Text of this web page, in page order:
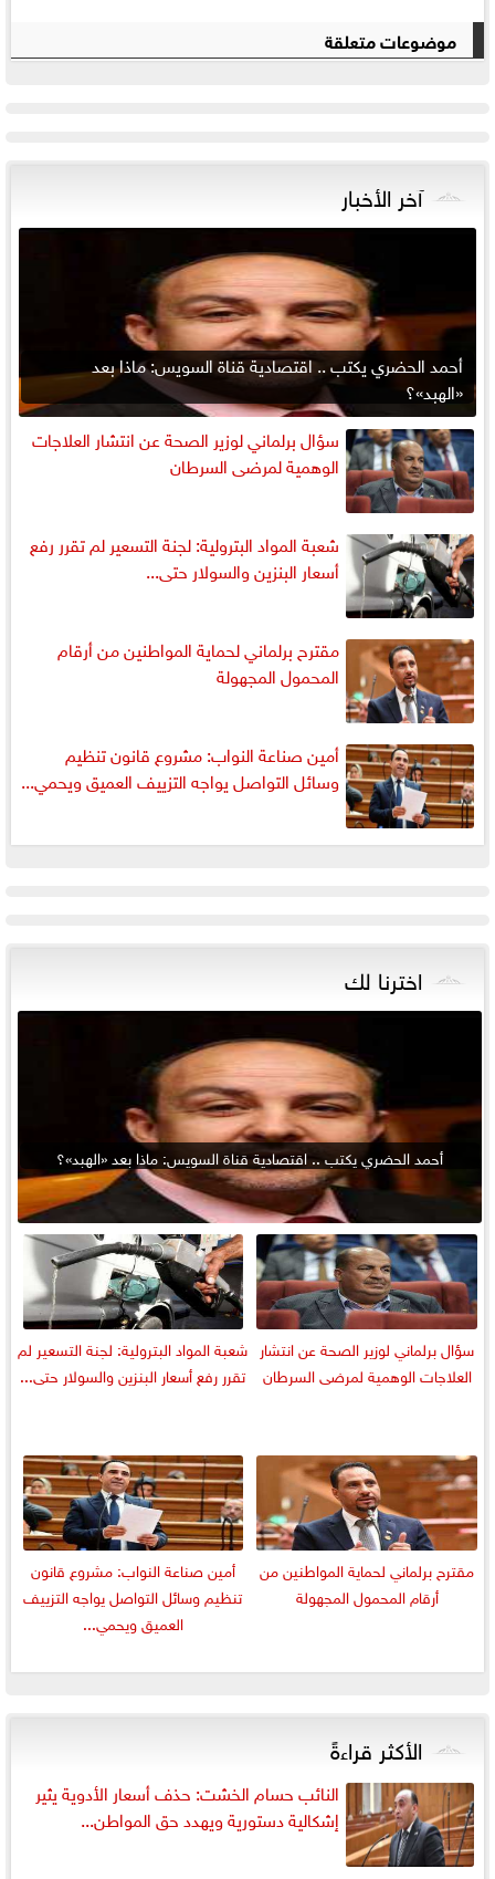
موضوعات متعلقة
آخر الأخبار
أحمد الحضري يكتب .. اقتصادية قناة السويس: ماذا بعد
«الهبد»؟
سؤال برلماني لوزير الصحة عن انتشار العلاجات
الوهمية لمرضى السرطان
شعبة المواد البترولية: لجنة التسعير لم تقرر رفع
أسعار البنزين والسولار حتى...
مقترح برلماني لحماية المواطنين من أرقام
المحمول المجهولة
أمين صناعة النواب: مشروع قانون تنظيم
وسائل التواصل يواجه التزييف العميق ويحمي...
اخترنا لك
أحمد الحضري يكتب .. اقتصادية قناة السويس: ماذا بعد «الهبد»؟
سؤال برلماني لوزير الصحة عن انتشار
العلاجات الوهمية لمرضى السرطان
شعبة المواد البترولية: لجنة التسعير لم
تقرر رفع أسعار البنزين والسولار حتى...
مقترح برلماني لحماية المواطنين من
أرقام المحمول المجهولة
أمين صناعة النواب: مشروع قانون
تنظيم وسائل التواصل يواجه التزييف
العميق ويحمي...
الأكثر قراءةً
النائب حسام الخشت: حذف أسعار الأدوية يثير
إشكالية دستورية ويهدد حق المواطن...